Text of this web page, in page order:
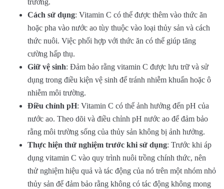
trường.
Cách sử dụng: Vitamin C có thể được thêm vào thức ăn
hoặc pha vào nước ao tùy thuộc vào loại thủy sản và cách
thức nuôi. Việc phối hợp với thức ăn có thể giúp tăng
cường hấp thụ.
Giữ vệ sinh: Đảm bảo rằng vitamin C được lưu trữ và sử
dụng trong điều kiện vệ sinh để tránh nhiễm khuẩn hoặc ô
nhiễm môi trường.
Điều chỉnh pH: Vitamin C có thể ảnh hưởng đến pH của
nước ao. Theo dõi và điều chỉnh pH nước ao để đảm bảo
rằng môi trường sống của thủy sản không bị ảnh hưởng.
Thực hiện thử nghiệm trước khi sử dụng: Trước khi áp
dụng vitamin C vào quy trình nuôi trồng chính thức, nên
thử nghiệm hiệu quả và tác động của nó trên một nhóm nhỏ
thủy sản để đảm bảo rằng không có tác động không mong